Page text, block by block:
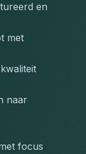
en
met
focus